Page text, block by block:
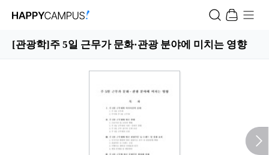
[관광학]주 5일 근무가 문화·관광 분야에 미치는 영향